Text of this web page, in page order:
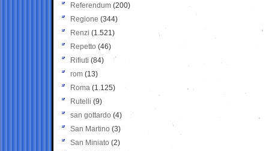
Referendum (200)
Regione (344)
Renzi (1.521)
Repetto (46)
Rifiuti (84)
rom (13)
Roma (1.125)
Rutelli (9)
san gottardo (4)
San Martino (3)
San Miniato (2)